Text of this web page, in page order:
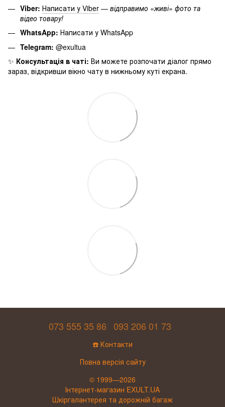
Viber: Написати у Viber — відправимо «живі» фото та
відео товару!
WhatsApp: Написати у WhatsApp
Telegram: @exultua
✨ Консультація в чаті: Ви можете розпочати діалог прямо
зараз, відкривши вікно чату в нижньому куті екрана.
073 555 35 86 093 206 01 73
☎️ Контакти
Повна версія сайту
© 1999—2026
Інтернет-магазин EXULT.UA
Шкіргалантерея та дорожній багаж